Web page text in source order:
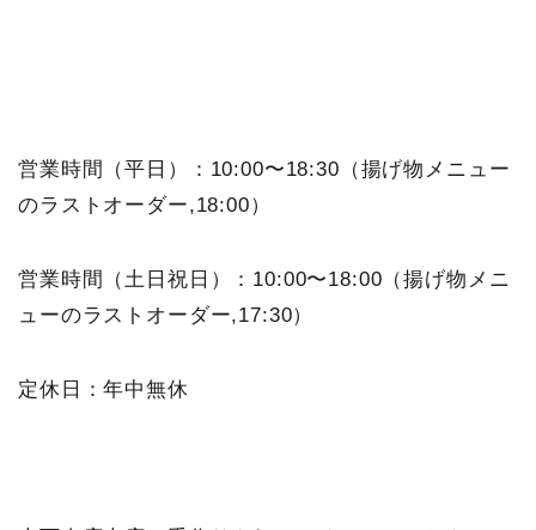
営業時間（平日）：10:00〜18:30（揚げ物メニュー
のラストオーダー,18:00）
営業時間（土日祝日）：10:00〜18:00（揚げ物メニ
ューのラストオーダー,17:30）
定休日：年中無休